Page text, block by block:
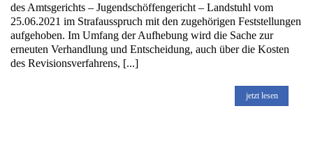
des Amtsgerichts – Jugendschöffengericht – Landstuhl vom
25.06.2021 im Strafausspruch mit den zugehörigen Feststellungen
aufgehoben. Im Umfang der Aufhebung wird die Sache zur
erneuten Verhandlung und Entscheidung, auch über die Kosten
des Revisionsverfahrens, [...]
jetzt lesen